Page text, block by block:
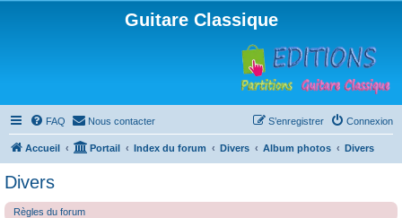
Guitare Classique
FAQ Nous contacter Connexion
S’enregistrer
Accueil Portail Index du forum Divers Album photos Divers
Divers
Règles du forum